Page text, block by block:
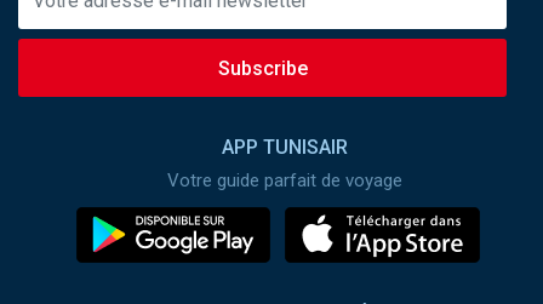
Subscribe
APP TUNISAIR
Votre guide parfait de voyage